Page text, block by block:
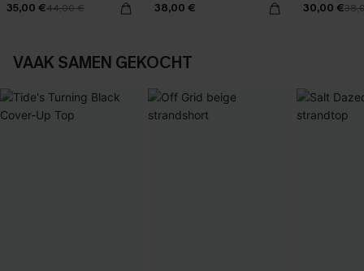
35,00 €44,00 € 38,00 € 30,00 €
VAAK SAMEN GEKOCHT